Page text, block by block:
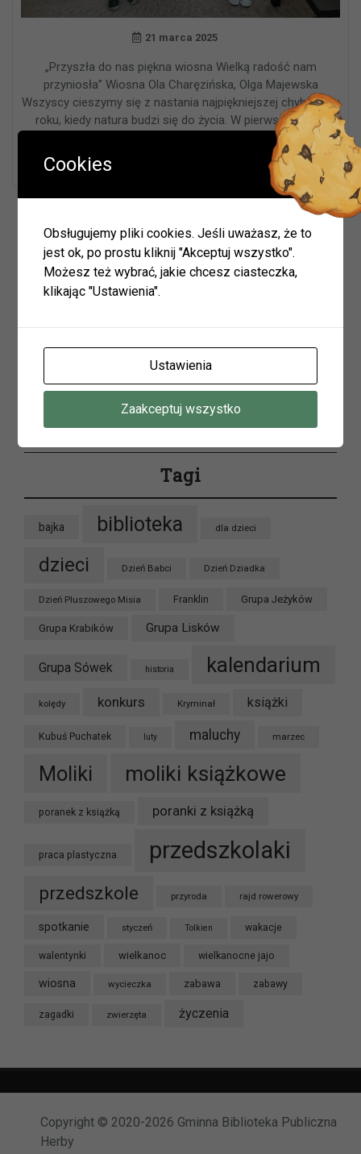
21 marca 2025
„Przyszła do nas piękna wiosna Wielką radość nam
przyniosła” Wiosna Ola Charęzińska, Olga Majewska
Wszyscy cieszymy się z nastania najpiękniejszej chyba pory
roku, kiedy natura budzi się do życia. W pierwszym dniu
astronomicznej wiosny gościliśmy w naszej bibliotece
grupę Lisków – to 5-latki z naszego przedszkola.
Archiwum
Tagi
bajka biblioteka dla dzieci
dzieci Dzień Babci Dzień Dziadka
Dzień Pluszowego Misia Franklin Grupa Jeżyków
Grupa Krabików Grupa Lisków
Grupa Sówek historia kalendarium
kolędy konkurs Kryminał książki
Kubuś Puchatek luty maluchy marzec
Moliki moliki książkowe
poranek z książką poranki z książką
praca plastyczna przedszkolaki
przedszkole przyroda rajd rowerowy
spotkanie styczeń Tolkien wakacje
walentynki wielkanoc wielkanocne jajo
wiosna wycieczka zabawa zabawy
zagadki zwierzęta życzenia
Copyright © 2020-2026 Gminna Biblioteka Publiczna
Herby
Cookies
Obsługujemy pliki cookies. Jeśli uważasz, że to
jest ok, po prostu kliknij "Akceptuj wszystko".
Możesz też wybrać, jakie chcesz ciasteczka,
klikając "Ustawienia".
Ustawienia
Zaakceptuj wszystko